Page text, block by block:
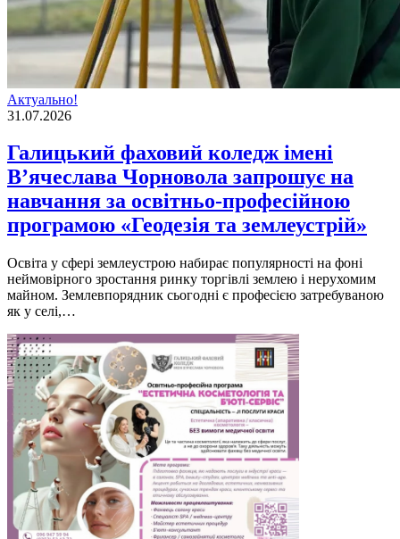
Актуально!
31.07.2026
Галицький фаховий коледж імені
В’ячеслава Чорновола запрошує на
навчання за освітньо-професійною
програмою «Геодезія та землеустрій»
Освіта у сфері землеустрою набирає популярності на фоні
неймовірного зростання ринку торгівлі землею і нерухомим
майном. Землевпорядник сьогодні є професією затребуваною
як у селі,…